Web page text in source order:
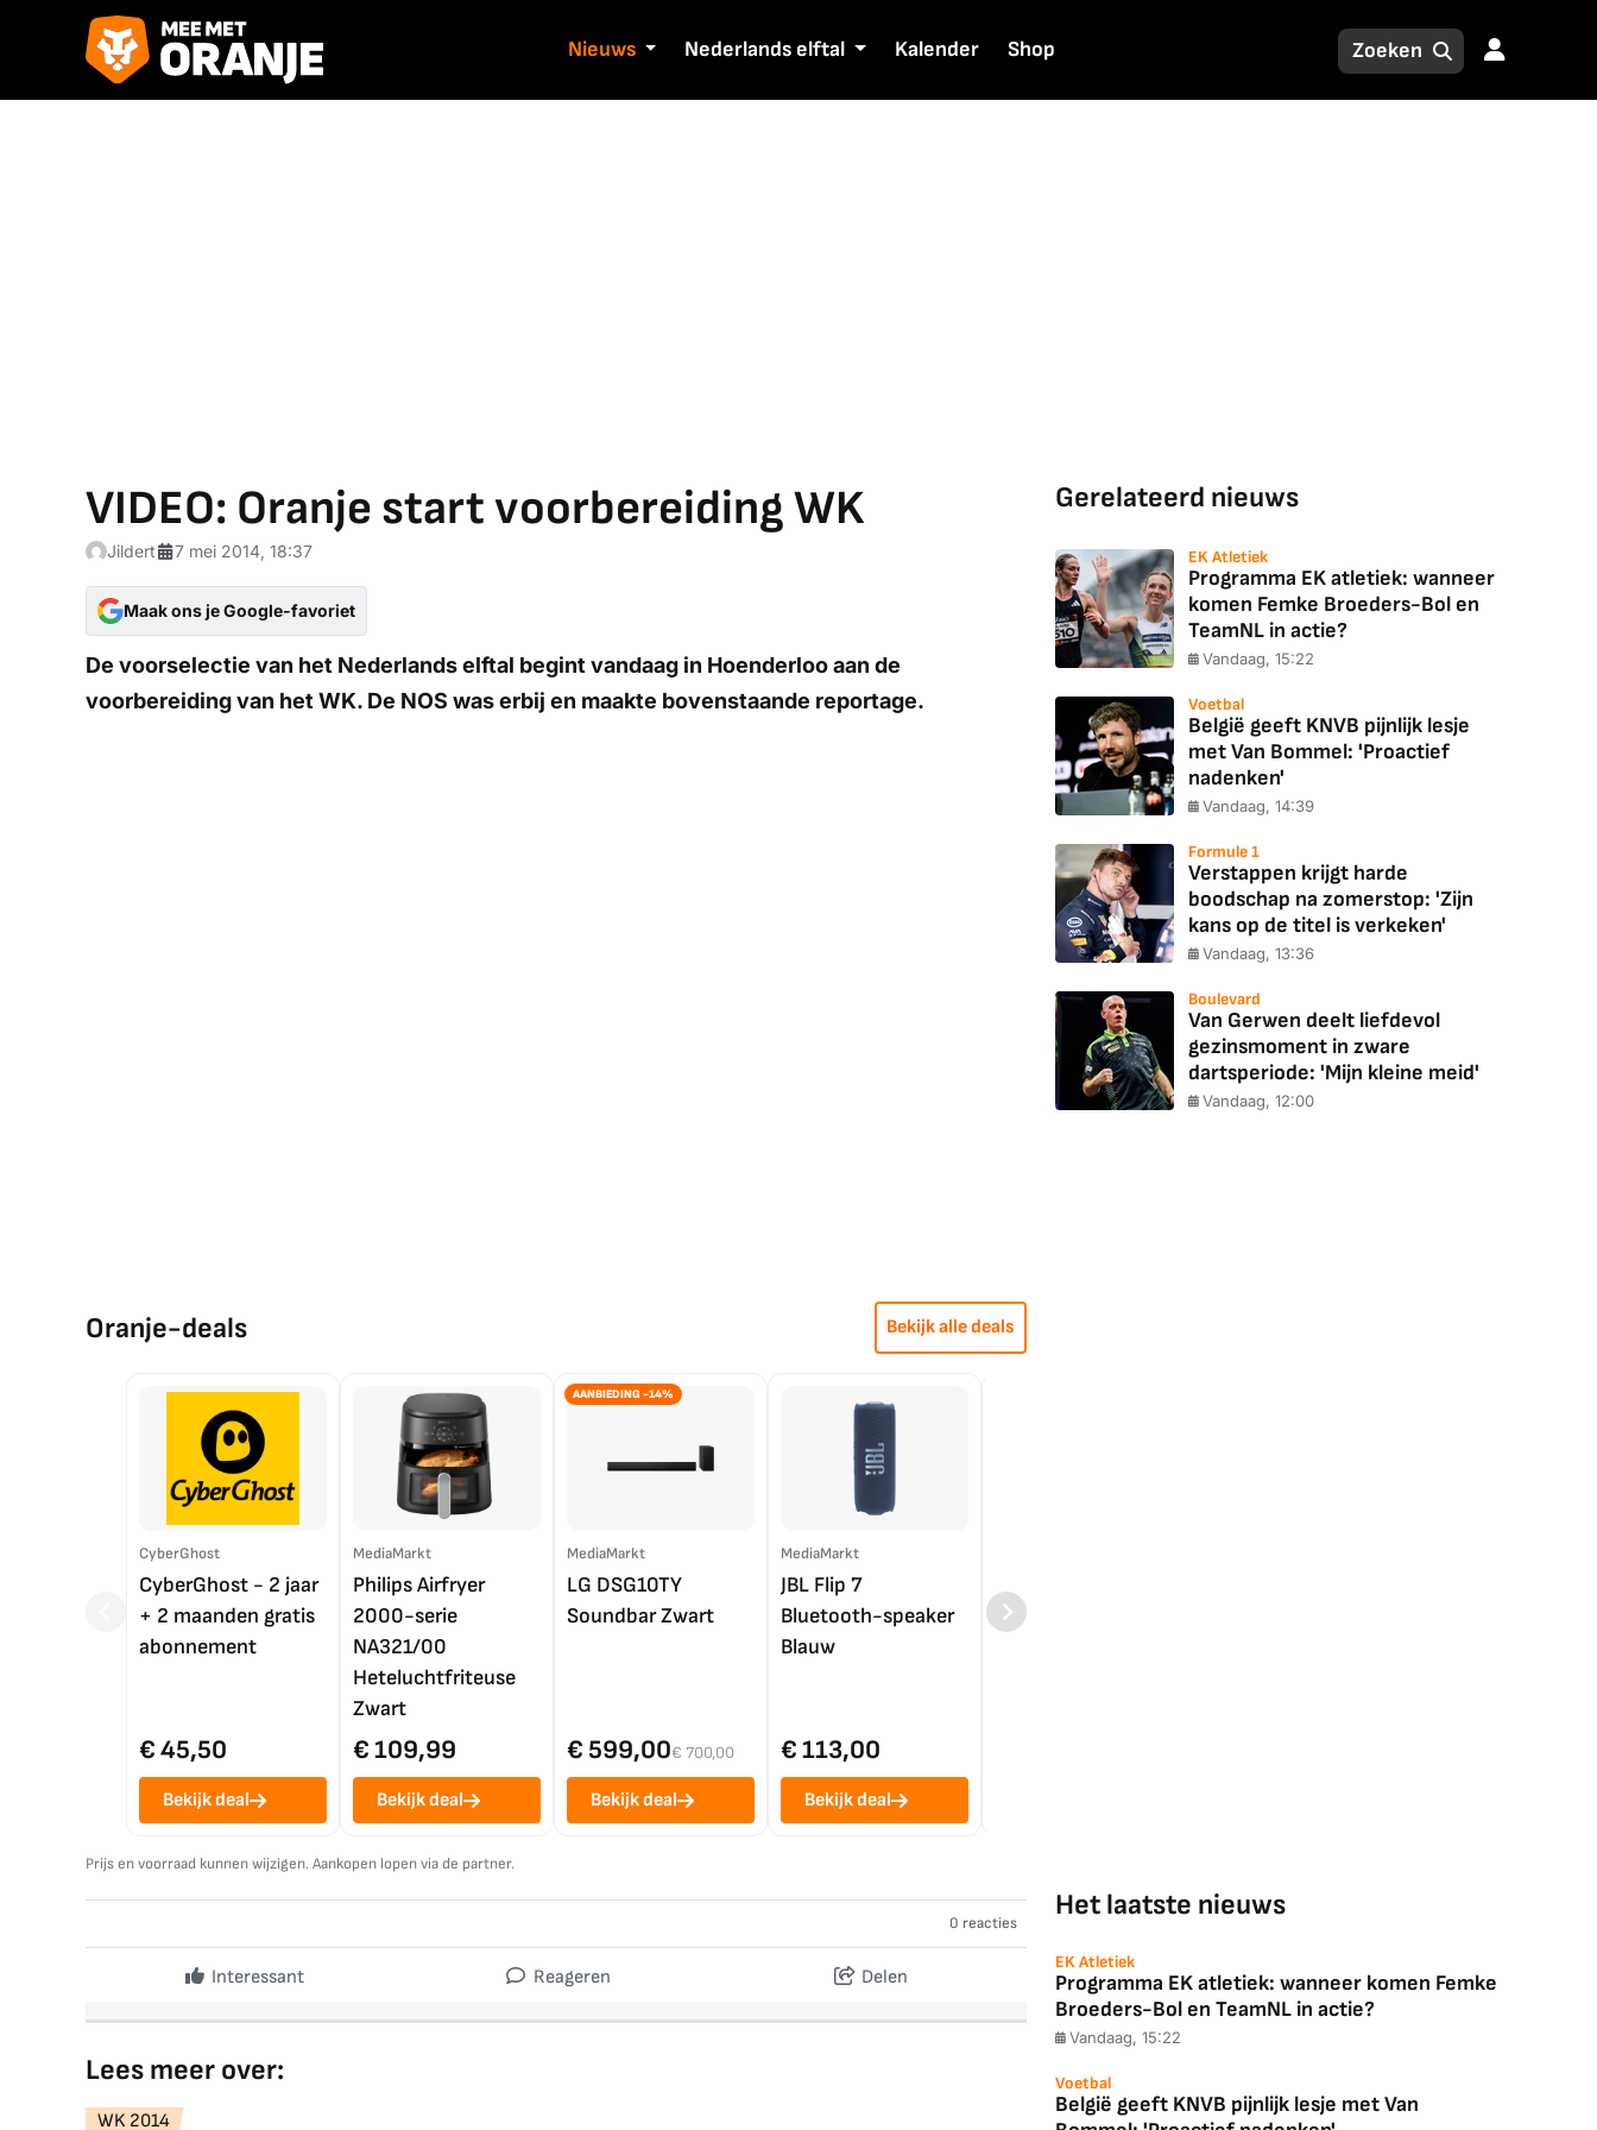
Nieuws Nederlands elftal Kalender Shop
VIDEO: Oranje start voorbereiding WK
Jildert 7 mei 2014, 18:37
Maak ons je Google-favoriet
De voorselectie van het Nederlands elftal begint vandaag in Hoenderloo aan de
voorbereiding van het WK. De NOS was erbij en maakte bovenstaande reportage.
Oranje-deals Bekijk alle deals
CyberGhost
CyberGhost - 2 jaar
+ 2 maanden gratis
abonnement
€ 45,50
Bekijk deal
MediaMarkt
Philips Airfryer
2000-serie
NA321/00
Heteluchtfriteuse
Zwart
€ 109,99
Bekijk deal
AANBIEDING -14%
MediaMarkt
LG DSG10TY
Soundbar Zwart
€ 599,00€ 700,00
Bekijk deal
MediaMarkt
JBL Flip 7
Bluetooth-speaker
Blauw
€ 113,00
Bekijk deal
4K TV (2025)
Prijs en voorraad kunnen wijzigen. Aankopen lopen via de partner.
0 reacties
Interessant Reageren Delen
Lees meer over:
WK 2014
Gerelateerd nieuws
EK Atletiek
Programma EK atletiek: wanneer
komen Femke Broeders-Bol en
TeamNL in actie?
Vandaag, 15:22
Voetbal
België geeft KNVB pijnlijk lesje
met Van Bommel: 'Proactief
nadenken'
Vandaag, 14:39
Formule 1
Verstappen krijgt harde
boodschap na zomerstop: 'Zijn
kans op de titel is verkeken'
Vandaag, 13:36
Boulevard
Van Gerwen deelt liefdevol
gezinsmoment in zware
dartsperiode: 'Mijn kleine meid'
Vandaag, 12:00
Het laatste nieuws
EK Atletiek
Programma EK atletiek: wanneer komen Femke
Broeders-Bol en TeamNL in actie?
Vandaag, 15:22
Voetbal
België geeft KNVB pijnlijk lesje met Van